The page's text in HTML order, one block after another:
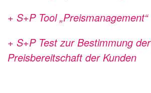
+ S+P Tool „Preismanagement“
+ S+P Test zur Bestimmung der
Preisbereitschaft der Kunden